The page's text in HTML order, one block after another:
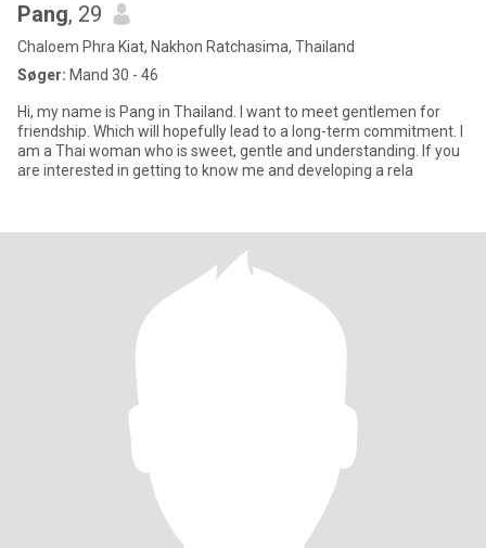
Pang, 29
Chaloem Phra Kiat, Nakhon Ratchasima, Thailand
Søger: Mand 30 - 46
Hi, my name is Pang in Thailand. I want to meet gentlemen for
friendship. Which will hopefully lead to a long-term commitment. I
am a Thai woman who is sweet, gentle and understanding. If you
are interested in getting to know me and developing a rela